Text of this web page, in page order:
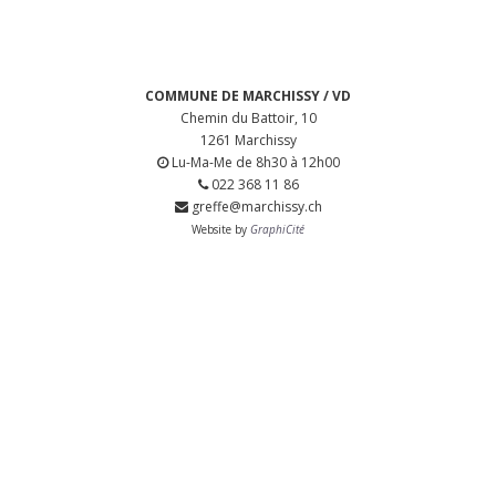
COMMUNE DE MARCHISSY / VD
Chemin du Battoir, 10
1261 Marchissy
Lu-Ma-Me de 8h30 à 12h00
022 368 11 86
greffe@marchissy.ch
Website by GraphiCité